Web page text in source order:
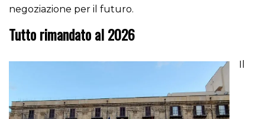
negoziazione per il futuro.
Tutto rimandato al 2026
Il